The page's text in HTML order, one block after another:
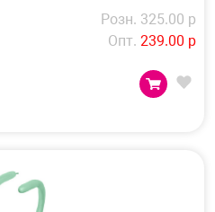
Розн. 325.00 р
Опт. 239.00 р